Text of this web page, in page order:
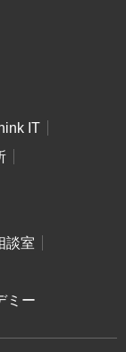
IT
談室
ミー